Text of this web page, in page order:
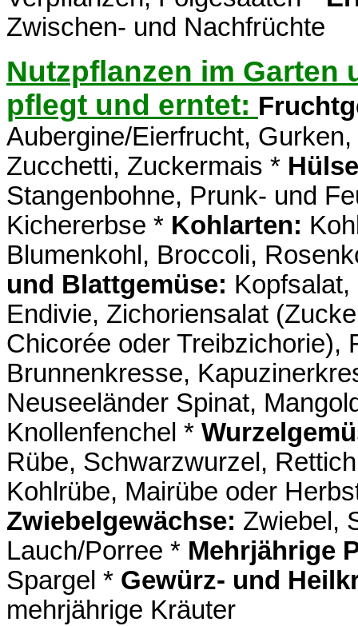
Zwischen- und Nachfrüchte
Nutzpflanzen im Garten
pflegt und erntet:
Aubergine/Eierfrucht,
Zucchetti, Zuckermais *
Stangenbohne, Prunk- und
Kichererbse * Kohlarten:
Blumenkohl, Broccoli,
und Blattgemüse:
Endivie, Zichoriensalat
Chicorée oder Treibzichorie),
Brunnenkresse,
Neuseeländer Spinat,
Knollenfenchel *
Rübe, Schwarzwurzel,
Kohlrübe, Mairübe oder
Zwiebelgewächse: Zwiebel,
Lauch/Porree * Mehrjährige
Spargel * Gewürz- und
mehrjährige Kräuter